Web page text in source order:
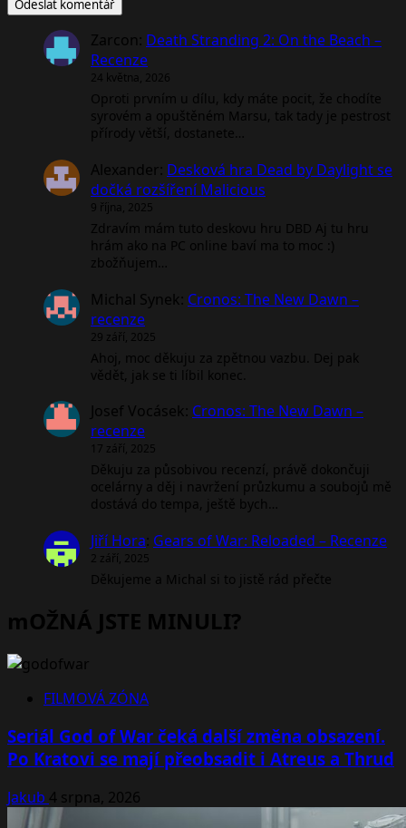
Zarcon: Death Stranding 2: On the Beach –
Recenze
24 května, 2026
Oproti prvním u dílu, kdy máte pocit, že chodíte
syrovém a opuštěném Marsu, tak tady je pestrost
přírody větší, dostanete…
Alexander: Desková hra Dead by Daylight se
dočká rozšíření Malicious
9 října, 2025
Zdravím mám tuto deskovu hru DBD Aj tu hru
hrám ako na PC online baví ma to moc :)
zbožňujem…
Michal Synek: Cronos: The New Dawn –
recenze
29 září, 2025
Ahoj, moc děkuju za zpětnou vazbu. Dej pak
vědět, jak se ti líbil konec.
Josef Vocásek: Cronos: The New Dawn –
recenze
17 září, 2025
Děkuju za působivou recenzí, právě dokončuji
ocelárny a děj i navržení průzkumu a soubojů mě
dostává do tempa, ještě bych…
Jiří Hora: Gears of War: Reloaded – Recenze
2 září, 2025
Děkujeme a Michal si to jistě rád přečte
mOŽNÁ JSTE MINULI?
FILMOVÁ ZÓNA
Seriál God of War čeká další změna obsazení.
Po Kratovi se mají přeobsadit i Atreus a Thrud
Jakub 4 srpna, 2026